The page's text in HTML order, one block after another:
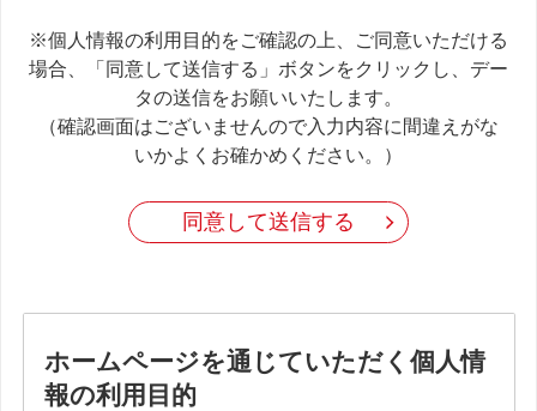
※個人情報の利用目的をご確認の上、ご同意いただける
場合、「同意して送信する」ボタンをクリックし、デー
タの送信をお願いいたします。
（確認画面はございませんので入力内容に間違えがな
いかよくお確かめください。）
同意して送信する
ホームページを通じていただく個人情
報の利用目的